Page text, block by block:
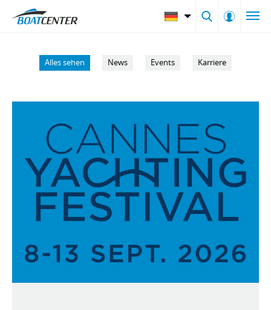
Alles sehen News Events Karriere